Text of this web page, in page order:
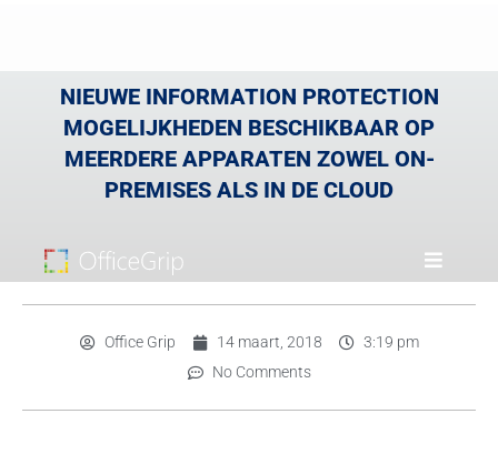
NIEUWE INFORMATION PROTECTION
MOGELIJKHEDEN BESCHIKBAAR OP
MEERDERE APPARATEN ZOWEL ON-
PREMISES ALS IN DE CLOUD
Office Grip 14 maart, 2018
3:19 pm
No Comments